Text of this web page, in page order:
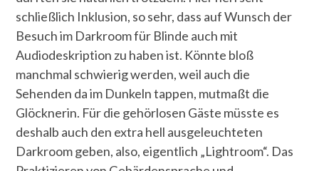
schließlich Inklusion, so sehr, dass auf Wunsch der
Besuch im Darkroom für Blinde auch mit
Audiodeskription zu haben ist. Könnte bloß
manchmal schwierig werden, weil auch die
Sehenden da im Dunkeln tappen, mutmaßt die
Glöcknerin. Für die gehörlosen Gäste müsste es
deshalb auch den extra hell ausgeleuchteten
Darkroom geben, also, eigentlich „Lightroom“. Das